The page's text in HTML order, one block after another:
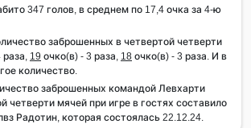
347 голов, в среднем по 17,4 очка за 4-ю
заброшенных в четвертой четверти
раза, 19 очко(в) - 3 раза, 18 очко(в) - 3 раза. И в
количество.
заброшенных командой Левхарти
четверти мячей при игре в гостях составило
Радотин, которая состоялась 22.12.24.